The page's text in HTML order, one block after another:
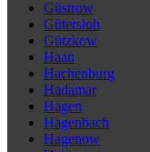
Güstrow
Gütersloh
Gützkow
Haan
Hachenburg
Hadamar
Hagen
Hagenbach
Hagenow